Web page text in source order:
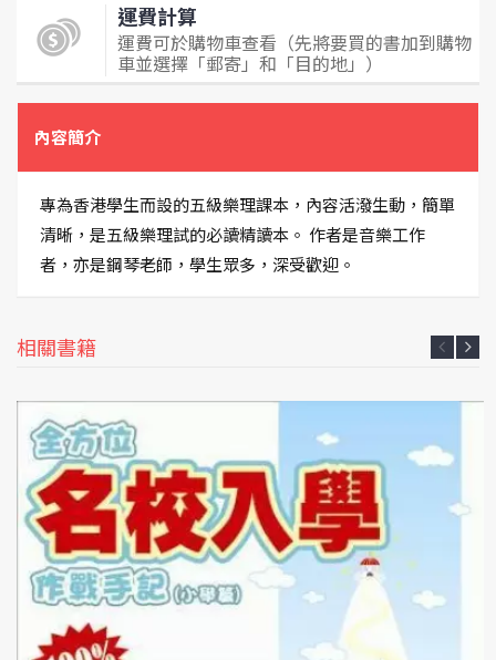
運費計算
運費可於購物車查看（先將要買的書加到購物
車並選擇「郵寄」和「目的地」）
內容簡介
專為香港學生而設的五級樂理課本，內容活潑生動，簡單
清晰，是五級樂理試的必讀精讀本。 作者是音樂工作
者，亦是鋼琴老師，學生眾多，深受歡迎。
相關書籍